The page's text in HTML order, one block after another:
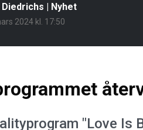
Diedrichs | Nyhet
2024 kl. 17:50
"Love Is